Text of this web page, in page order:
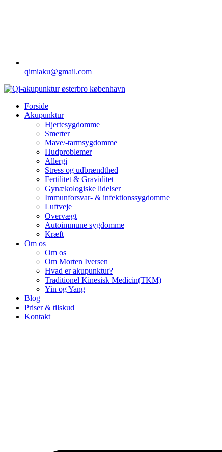
qimiaku@gmail.com
Forside
Akupunktur
Hjertesygdomme
Smerter
Mave/-tarmsygdomme
Hudproblemer
Allergi
Stress og udbrændthed
Fertilitet & Graviditet
Gynækologiske lidelser
Immunforsvar- & infektionssygdomme
Luftveje
Overvægt
Autoimmune sygdomme
Kræft
Om os
Om os
Om Morten Iversen
Hvad er akupunktur?
Traditionel Kinesisk Medicin(TKM)
Yin og Yang
Blog
Priser & tilskud
Kontakt